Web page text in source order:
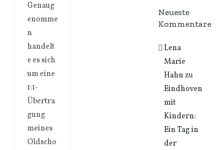
Genaug
enomme
n
handelt
e es sich
um eine
1:1-
Übertra
gung
meines
Oldscho
Neueste
Kommentare
Lena
Marie
Hahnzu
Eindhoven
mit
Kindern:
Ein Tag in
der